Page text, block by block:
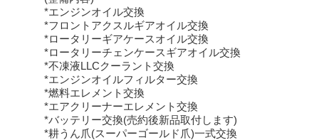
*エンジンオイル交換
*フロントアクスルギアオイル交換
*ロータリーギアケースオイル交換
*ロータリーチェンケースギアオイル交換
*不凍液LLCクーラント交換
*エンジンオイルフィルター交換
*燃料エレメント交換
*エアクリーナーエレメント交換
*バッテリー交換(売約後新品取付します)
*耕うん爪(スーパーゴールド爪)一式交換